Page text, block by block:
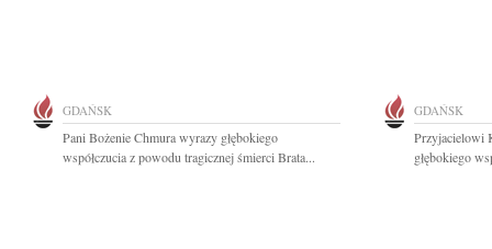
GDAŃSK
Pani Bożenie Chmura wyrazy głębokiego
współczucia z powodu tragicznej śmierci Brata...
GDAŃSK
Przyjacielowi
głębokiego